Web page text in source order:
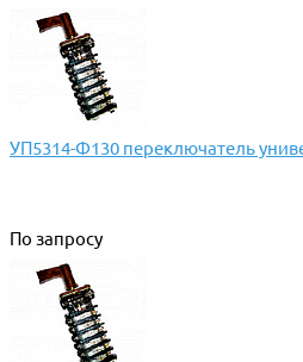
УП5314-Ф130 переключатель
По запросу